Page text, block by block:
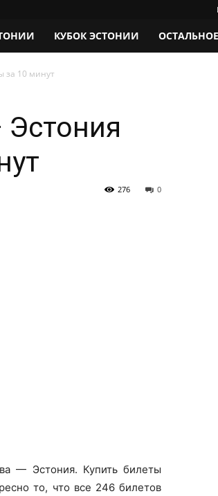
КУБОК ЭСТОНИИ ОСТАЛЬНОЕ
за 10 минут
0
276
— Эстония. Купить билеты
то, что все 246 билетов